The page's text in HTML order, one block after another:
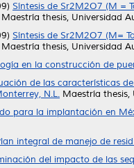
Síntesis de Sr2M2O7 (M =
Maestría thesis, Universidad
Síntesis de Sr2M2O7 (M=
Maestría thesis, Universidad
en la construcción de
de las características
N.L. Maestría thesis,
para la implantación en
integral de manejo de
del impacto de las